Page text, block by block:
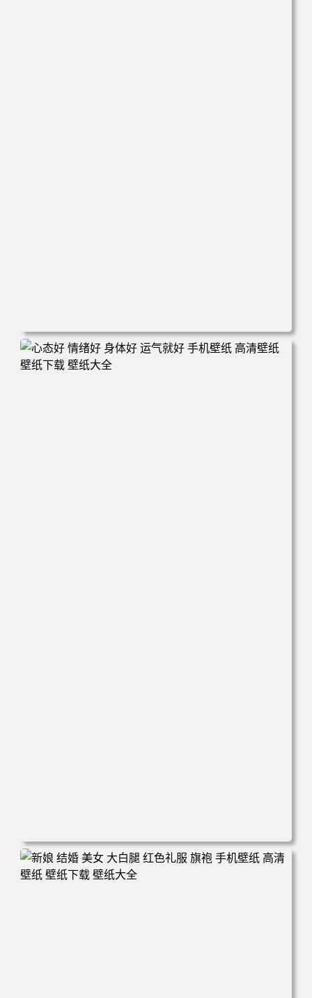
电脑壁纸 火影 鸣人 佐助 小樱 高清全屏手机壁纸 高清壁纸
壁纸下载 壁纸大全
电脑壁纸 心态好 情绪好 身体好 运气就好 手机壁纸 高清壁
纸 壁纸下载 壁纸大全